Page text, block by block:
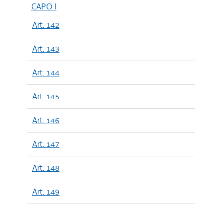
CAPO I
Art. 142
Art. 143
Art. 144
Art. 145
Art. 146
Art. 147
Art. 148
Art. 149